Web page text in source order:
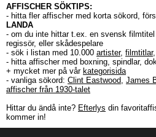
AFFISCHER SÖKTIPS:
- hitta fler affischer med korta sökord,
LANDA
- om du inte hittar t.ex. en svensk
regissör, eller skådespelare
- sök i listan med 10.000 artister, filmtitlar,
- hitta affischer med boxning, spindlar,
+ mycket mer på vår kategorisida
- vanliga sökord: Clint Eastwood, James
affischer från 1930-talet
Hittar du ändå inte? Efterlys din
kommer in!